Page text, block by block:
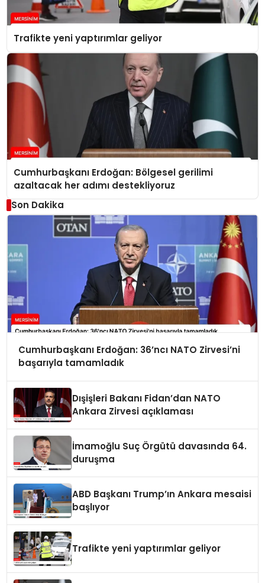
Trafikte yeni yaptırımlar geliyor
Cumhurbaşkanı Erdoğan: Bölgesel gerilimi
azaltacak her adımı destekliyoruz
Son Dakika
Cumhurbaşkanı Erdoğan: 36’ncı NATO Zirvesi’ni
başarıyla tamamladık
Dışişleri Bakanı Fidan’dan NATO
Ankara Zirvesi açıklaması
İmamoğlu Suç Örgütü davasında 64.
duruşma
ABD Başkanı Trump’ın Ankara mesaisi
başlıyor
Trafikte yeni yaptırımlar geliyor